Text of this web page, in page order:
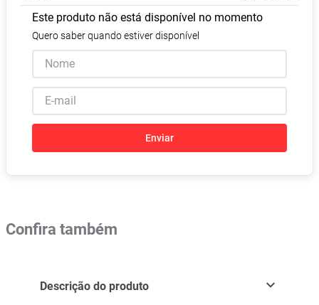
Este produto não está disponível no momento
Quero saber quando estiver disponível
Enviar
Confira também
Descrição do produto
9º Pampers Confort Sec
10º Lavitan